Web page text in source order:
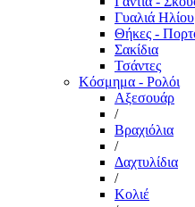
Γυαλιά Ηλίου
Θήκες -
Σακίδια
Τσάντες
Κόσμημα - Ρολόι
Αξεσουάρ
/
Βραχιόλια
/
Δαχτυλίδια
/
Κολιέ